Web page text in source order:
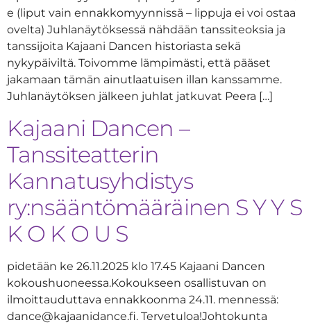
e (liput vain ennakkomyynnissä – lippuja ei voi ostaa
ovelta) Juhlanäytöksessä nähdään tanssiteoksia ja
tanssijoita Kajaani Dancen historiasta sekä
nykypäiviltä. Toivomme lämpimästi, että pääset
jakamaan tämän ainutlaatuisen illan kanssamme.
Juhlanäytöksen jälkeen juhlat jatkuvat Peera […]
Kajaani Dancen –
Tanssiteatterin
Kannatusyhdistys
ry:nsääntömääräinen S Y Y S
K O K O U S
pidetään ke 26.11.2025 klo 17.45 Kajaani Dancen
kokoushuoneessa.Kokoukseen osallistuvan on
ilmoittauduttava ennakkoonma 24.11. mennessä:
dance@kajaanidance.fi. Tervetuloa!Johtokunta